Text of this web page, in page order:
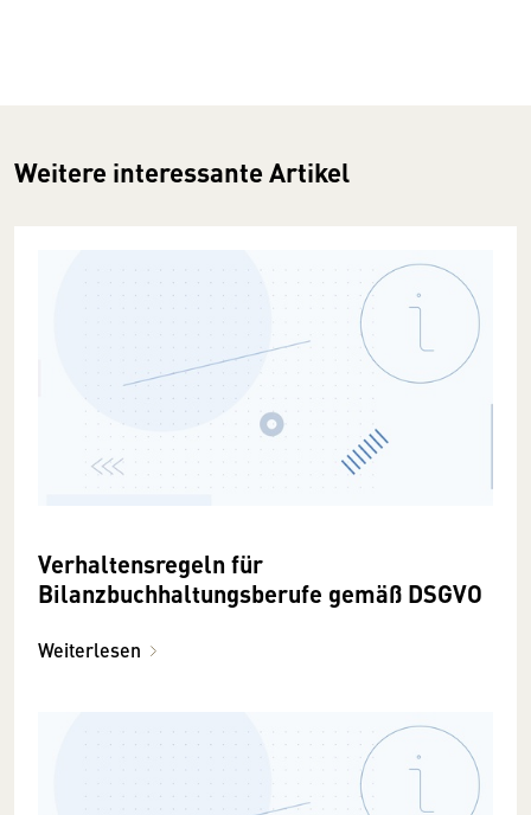
Weitere interessante Artikel
Verhaltensregeln für
Bilanzbuchhaltungsberufe gemäß DSGVO
Weiterlesen